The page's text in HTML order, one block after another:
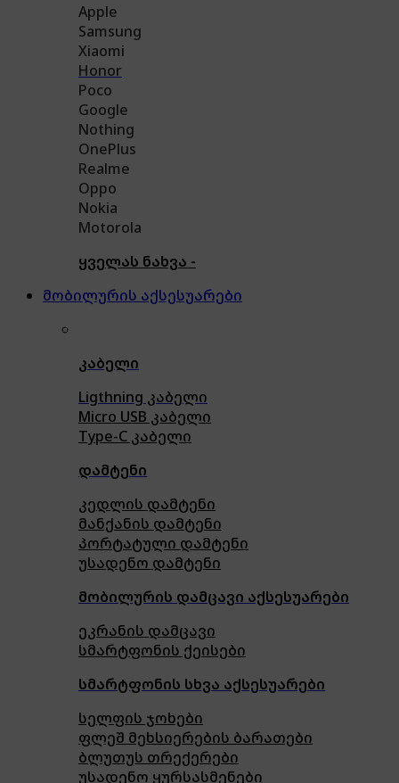
Apple
Samsung
Xiaomi
Honor
Poco
Google
Nothing
OnePlus
Realme
Oppo
Nokia
Motorola
ყველას ნახვა -
მობილურის აქსესუარები
კაბელი
Ligthning კაბელი
Micro USB კაბელი
Type-C კაბელი
დამტენი
კედლის დამტენი
მანქანის დამტენი
პორტატული დამტენი
უსადენო დამტენი
მობილურის დამცავი აქსესუარები
ეკრანის დამცავი
სმარტფონის ქეისები
სმარტფონის სხვა აქსესუარები
სელფის ჯოხები
ფლეშ მეხსიერების ბარათები
ბლუთუს თრექერები
უსადენო ყურსასმენები